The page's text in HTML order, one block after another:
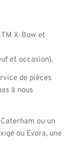
X-Bow et
et occasion).
de pièces
à nous
ou un
ou Evora, une